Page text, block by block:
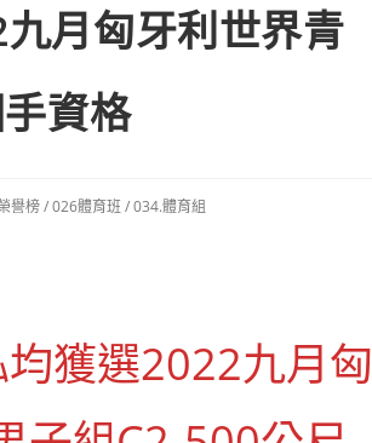
月匈牙利世界青
資格
譽榜/026體育班/034.體育組
獲選2022九月匈